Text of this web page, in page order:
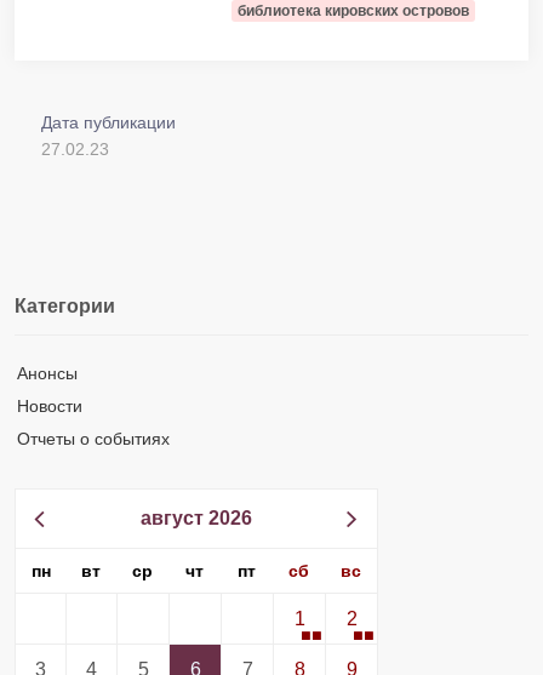
библиотека кировских островов
Дата публикации
27.02.23
Категории
Анонсы
Новости
Отчеты о событиях
август 2026
пн вт ср чт пт сб вс
1 2
3 4 5 6 7 8 9